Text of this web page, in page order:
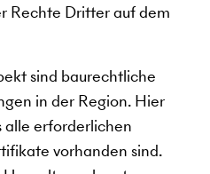
Rechte Dritter auf dem
sind baurechtliche
in der Region. Hier
alle erforderlichen
vorhanden sind.